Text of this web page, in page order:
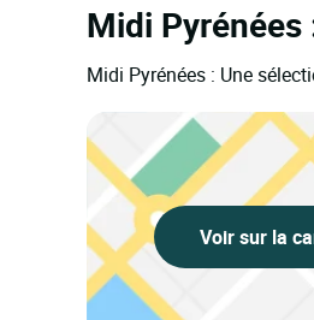
Midi
Midi Pyrénées : Une
Voir sur la